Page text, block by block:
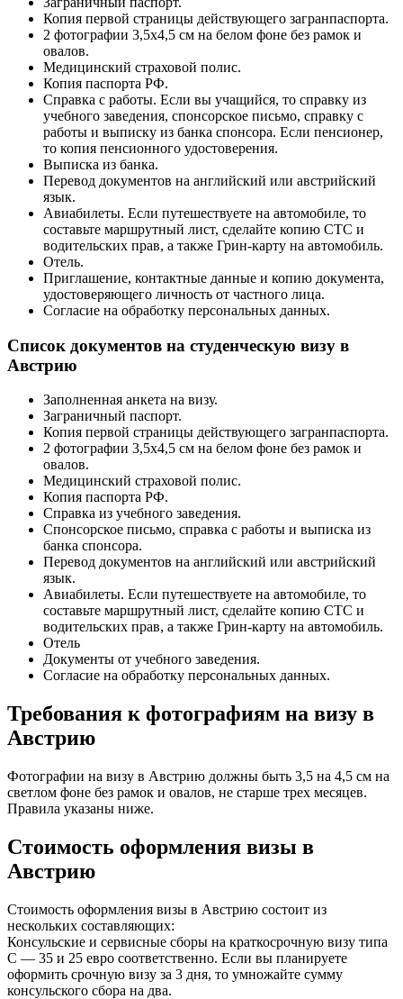
Копия первой страницы действующего загранпаспорта.
2 фотографии 3,5х4,5 см на белом фоне без рамок и
овалов.
Медицинский страховой полис.
Копия паспорта РФ.
Справка с работы. Если вы учащийся, то справку из
учебного заведения, спонсорское письмо, справку с
работы и выписку из банка спонсора. Если пенсионер,
то копия пенсионного удостоверения.
Выписка из банка.
Перевод документов на английский или австрийский
язык.
Авиабилеты. Если путешествуете на автомобиле, то
составьте маршрутный лист, сделайте копию СТС и
водительских прав, а также Грин-карту на автомобиль.
Отель.
Приглашение, контактные данные и копию документа,
удостоверяющего личность от частного лица.
Согласие на обработку персональных данных.
Список документов на студенческую визу в
Австрию
Заполненная анкета на визу.
Заграничный паспорт.
Копия первой страницы действующего загранпаспорта.
2 фотографии 3,5х4,5 см на белом фоне без рамок и
овалов.
Медицинский страховой полис.
Копия паспорта РФ.
Справка из учебного заведения.
Спонсорское письмо, справка с работы и выписка из
банка спонсора.
Перевод документов на английский или австрийский
язык.
Авиабилеты. Если путешествуете на автомобиле, то
составьте маршрутный лист, сделайте копию СТС и
водительских прав, а также Грин-карту на автомобиль.
Отель
Документы от учебного заведения.
Согласие на обработку персональных данных.
Требования к фотографиям на визу в
Австрию
Фотографии на визу в Австрию должны быть 3,5 на 4,5 см на
светлом фоне без рамок и овалов, не старше трех месяцев.
Правила указаны ниже.
Стоимость оформления визы в
Австрию
Стоимость оформления визы в Австрию состоит из
нескольких составляющих:
Консульские и сервисные сборы на краткосрочную визу типа
С — 35 и 25 евро соответственно. Если вы планируете
оформить срочную визу за 3 дня, то умножайте сумму
консульского сбора на два.